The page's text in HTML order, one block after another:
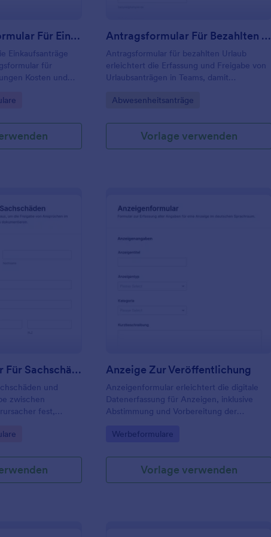
Genehmigungsformular Für Einkäufe
Einkaufsanträge
für
Kosten und
in Jotform
Antragsformular Für Bezahlten Urlaub
Antragsformular für bezahlten Urlaub
erleichtert die Erfassung und Freigabe von
Urlaubsanträgen in Teams, damit
Vertretungen rechtzeitig organisiert
Go to Category:
Abwesenheitsanträge
Vorlage verwenden
: Freigabeformular Für Sachschäden
Freigabeformular Für Sachschäden
und
zwischen
fest,
Anzeige Zur Veröffentlichung
Anzeigenformular erleichtert die digitale
Datenerfassung für Anzeigen, inklusive
Abstimmung und Vorbereitung der
Verlage, Agenturen, Vereine und
Go to Category:
Werbeformulare
Vorlage verwenden